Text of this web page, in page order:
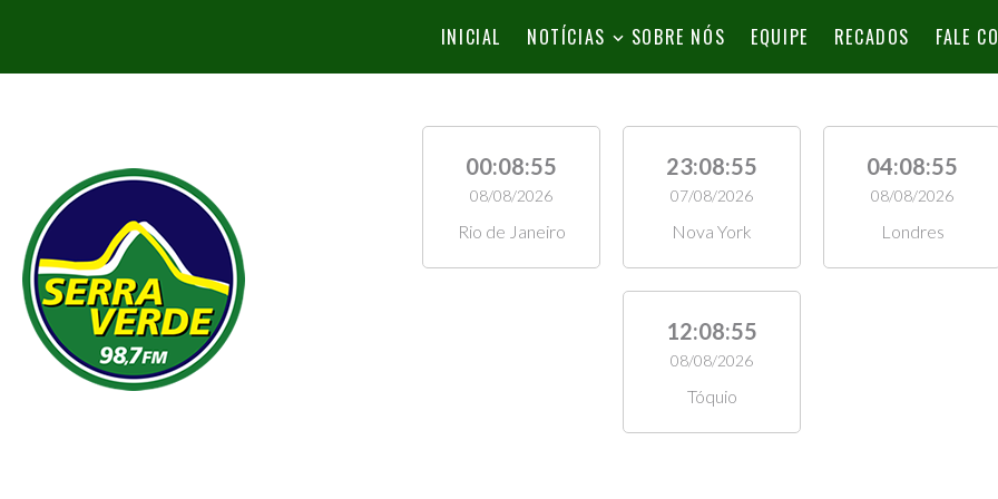
INICIAL NOTÍCIAS SOBRE NÓS EQUIPE RECADOS FALE
00:08:56
08/08/2026
Rio de Janeiro
23:08:56
07/08/2026
Nova York
04:08:56
08/08/2026
Londres
12:08:56
08/08/2026
Tóquio